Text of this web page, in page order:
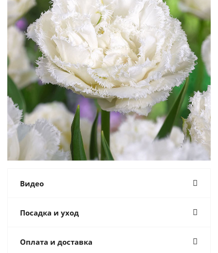
Видео
Посадка и уход
Оплата и доставка